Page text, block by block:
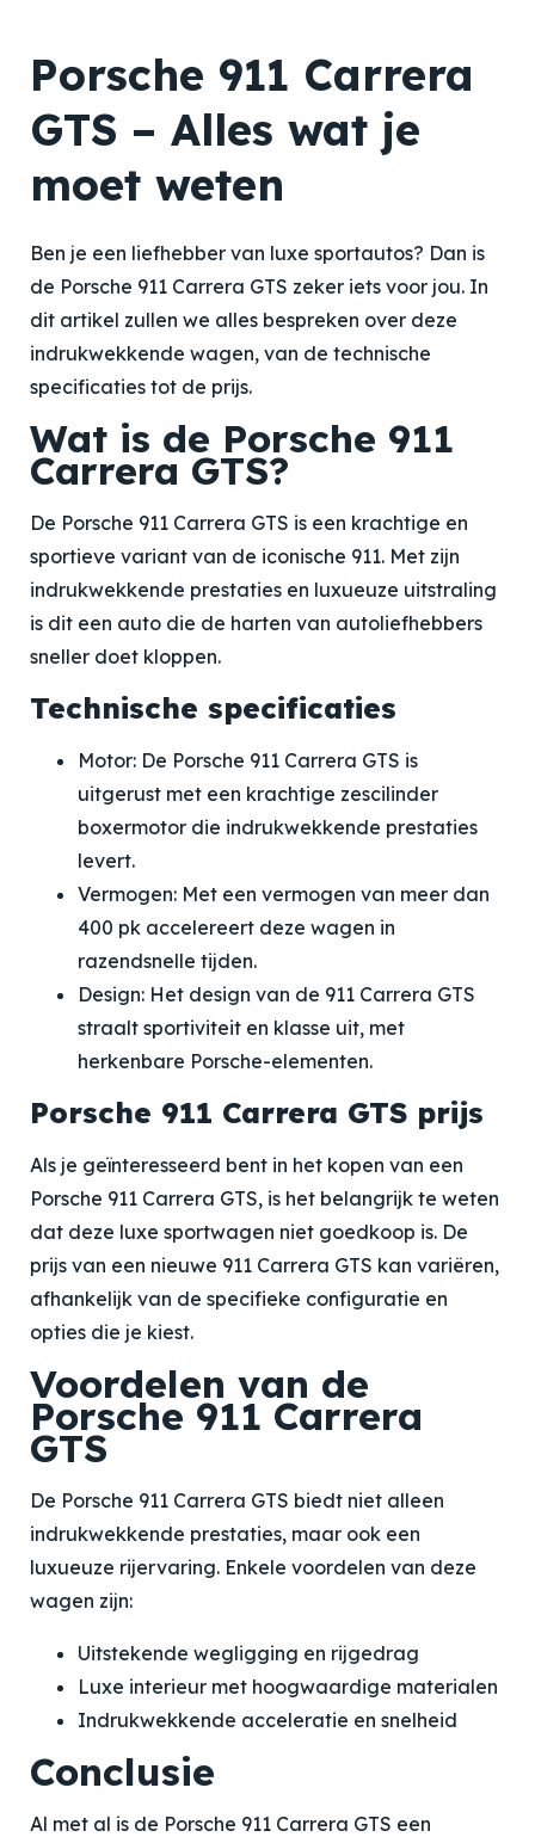
Porsche 911 Carrera
GTS – Alles wat je
moet weten
Ben je een liefhebber van luxe sportautos? Dan is
de Porsche 911 Carrera GTS zeker iets voor jou. In
dit artikel zullen we alles bespreken over deze
indrukwekkende wagen, van de technische
specificaties tot de prijs.
Wat is de Porsche 911
Carrera GTS?
De Porsche 911 Carrera GTS is een krachtige en
sportieve variant van de iconische 911. Met zijn
indrukwekkende prestaties en luxueuze uitstraling
is dit een auto die de harten van autoliefhebbers
sneller doet kloppen.
Technische specificaties
Motor: De Porsche 911 Carrera GTS is
uitgerust met een krachtige zescilinder
boxermotor die indrukwekkende prestaties
levert.
Vermogen: Met een vermogen van meer dan
400 pk accelereert deze wagen in
razendsnelle tijden.
Design: Het design van de 911 Carrera GTS
straalt sportiviteit en klasse uit, met
herkenbare Porsche-elementen.
Porsche 911 Carrera GTS prijs
Als je geïnteresseerd bent in het kopen van een
Porsche 911 Carrera GTS, is het belangrijk te weten
dat deze luxe sportwagen niet goedkoop is. De
prijs van een nieuwe 911 Carrera GTS kan variëren,
afhankelijk van de specifieke configuratie en
opties die je kiest.
Voordelen van de
Porsche 911 Carrera
GTS
De Porsche 911 Carrera GTS biedt niet alleen
indrukwekkende prestaties, maar ook een
luxueuze rijervaring. Enkele voordelen van deze
wagen zijn:
Uitstekende wegligging en rijgedrag
Luxe interieur met hoogwaardige materialen
Indrukwekkende acceleratie en snelheid
Conclusie
Al met al is de Porsche 911 Carrera GTS een